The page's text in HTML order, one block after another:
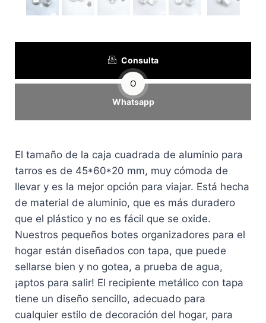
Consulta
O
Whatsapp
El tamaño de la caja cuadrada de aluminio para
tarros es de 45*60*20 mm, muy cómoda de
llevar y es la mejor opción para viajar. Está hecha
de material de aluminio, que es más duradero
que el plástico y no es fácil que se oxide.
Nuestros pequeños botes organizadores para el
hogar están diseñados con tapa, que puede
sellarse bien y no gotea, a prueba de agua,
¡aptos para salir! El recipiente metálico con tapa
tiene un diseño sencillo, adecuado para
cualquier estilo de decoración del hogar, para